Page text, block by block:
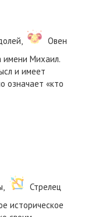
Овен
Михаил.
и имеет
означает «кто
Стрелец
историческое